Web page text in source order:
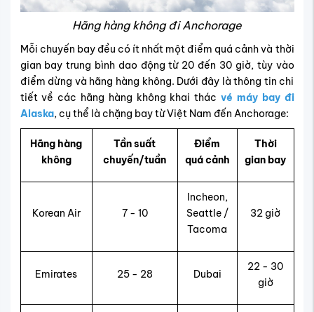
Hãng hàng không đi Anchorage
Mỗi chuyến bay đều có ít nhất một điểm quá cảnh và thời
gian bay trung bình dao động từ 20 đến 30 giờ, tùy vào
điểm dừng và hãng hàng không. Dưới đây là thông tin chi
tiết về các hãng hàng không khai thácvé máy bay đi
Alaska, cụ thể là chặng bay từ Việt Nam đến Anchorage:
Hãng hàng
không
Tần suất
chuyến/tuần
Điểm
quá cảnh
Thời
gian bay
Korean Air 7 - 10
Incheon,
Seattle /
Tacoma
32 giờ
Emirates 25 - 28 Dubai
22 - 30
giờ